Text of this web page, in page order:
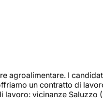
agroalimentare. I
un contratto di
vicinanze Saluzzo